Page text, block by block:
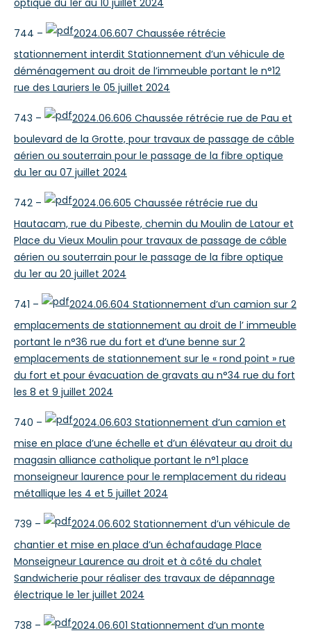
optique du 1er au 10 juillet 2024
744 –
2024.06.607 Chaussée rétrécie
stationnement interdit Stationnement d’un véhicule de
déménagement au droit de l’immeuble portant le n°12
rue des Lauriers le 05 juillet 2024
743 –
2024.06.606 Chaussée rétrécie rue de Pau et
boulevard de la Grotte, pour travaux de passage de câble
aérien ou souterrain pour le passage de la fibre optique
du 1er au 07 juillet 2024
742 –
2024.06.605 Chaussée rétrécie rue du
Hautacam, rue du Pibeste, chemin du Moulin de Latour et
Place du Vieux Moulin pour travaux de passage de câble
aérien ou souterrain pour le passage de la fibre optique
du 1er au 20 juillet 2024
741 –
2024.06.604 Stationnement d’un camion sur 2
emplacements de stationnement au droit de l’ immeuble
portant le n°36 rue du fort et d’une benne sur 2
emplacements de stationnement sur le « rond point » rue
du fort et pour évacuation de gravats au n°34 rue du fort
les 8 et 9 juillet 2024
740 –
2024.06.603 Stationnement d’un camion et
mise en place d’une échelle et d’un élévateur au droit du
magasin alliance catholique portant le n°1 place
monseigneur laurence pour le remplacement du rideau
métallique les 4 et 5 juillet 2024
739 –
2024.06.602 Stationnement d’un véhicule de
chantier et mise en place d’un échafaudage Place
Monseigneur Laurence au droit et à côté du chalet
Sandwicherie pour réaliser des travaux de dépannage
électrique le 1er juillet 2024
738 –
2024.06.601 Stationnement d’un monte